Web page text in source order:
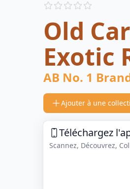
Reviews
Old
Exotic
AB No. 1
Ajouter à une
Téléchargez
Scannez, Découvrez,